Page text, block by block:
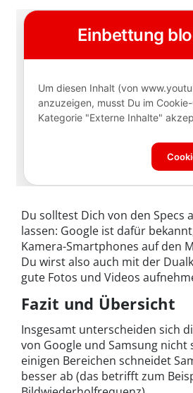
Du solltest Dich von den Specs
lassen: Google ist dafür
Kamera-Smartphones auf den
Du wirst also auch mit der
gute Fotos und Videos
Fazit und Übersicht
Insgesamt unterscheiden sich
von Google und Samsung nicht
einigen Bereichen schneidet
besser ab (das betrifft zum